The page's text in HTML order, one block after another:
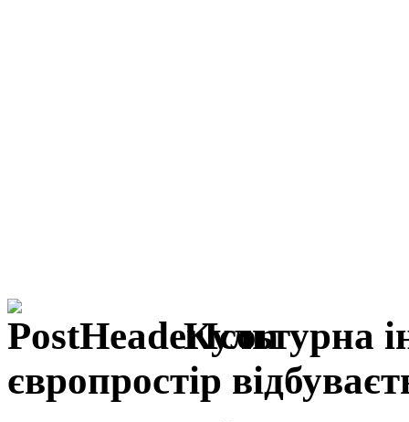
Культурна
європростір